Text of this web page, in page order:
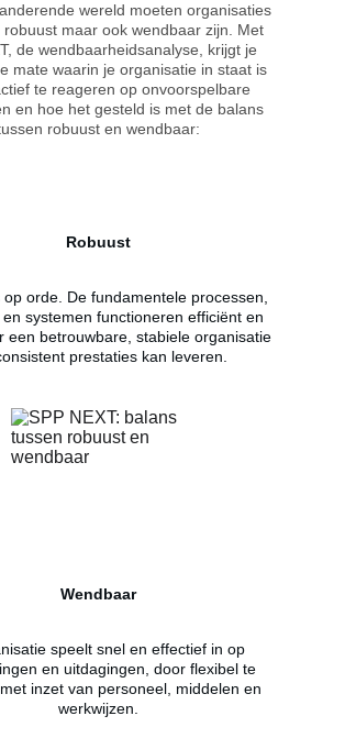
wereld moeten organisaties
robuust maar ook wendbaar zijn. Met
de wendbaarheidsanalyse, krijgt je
mate waarin je organisatie in staat is
te reageren op onvoorspelbare
en hoe het gesteld is met de balans
robuust en wendbaar:
Robuust
op orde. De fundamentele processen,
systemen functioneren efficiënt en
een betrouwbare, stabiele organisatie
prestaties kan leveren.
Wendbaar
speelt snel en effectief in op
en uitdagingen, door flexibel te
inzet van personeel, middelen en
werkwijzen.